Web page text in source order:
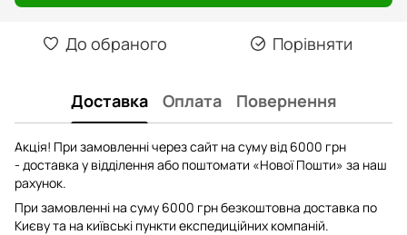
До обраного Порівняти
Доставка Оплата Повернення
Акція! При замовленні через сайт на суму від 6000 грн
- доставка у відділення або поштомати «Нової Пошти» за наш
рахунок.
При замовленні на суму 6000 грн безкоштовна доставка по
Києву та на київські пункти експедиційних компаній.